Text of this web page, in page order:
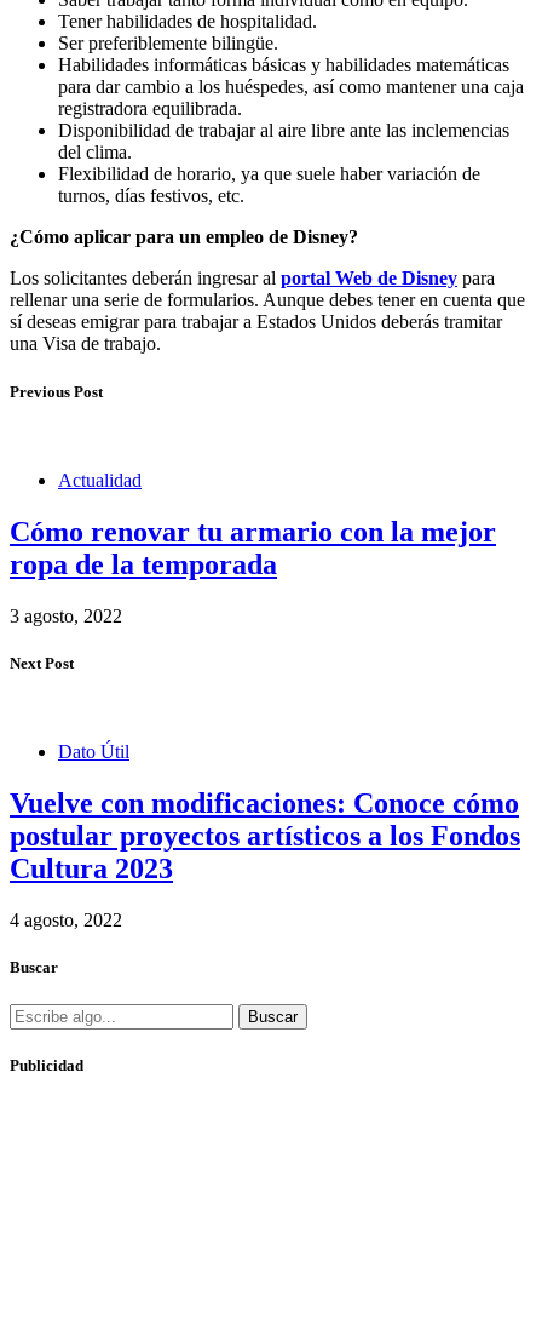
Tener habilidades de hospitalidad.
Ser preferiblemente bilingüe.
Habilidades informáticas básicas y habilidades matemáticas
para dar cambio a los huéspedes, así como mantener una caja
registradora equilibrada.
Disponibilidad de trabajar al aire libre ante las inclemencias
del clima.
Flexibilidad de horario, ya que suele haber variación de
turnos, días festivos, etc.
¿Cómo aplicar para un empleo de Disney?
Los solicitantes deberán ingresar al portal Web de Disney para
rellenar una serie de formularios. Aunque debes tener en cuenta que
sí deseas emigrar para trabajar a Estados Unidos deberás tramitar
una Visa de trabajo.
Previous Post
Actualidad
Cómo renovar tu armario con la mejor
ropa de la temporada
3 agosto, 2022
Next Post
Dato Útil
Vuelve con modificaciones: Conoce cómo
postular proyectos artísticos a los Fondos
Cultura 2023
4 agosto, 2022
Buscar
Buscar
Publicidad